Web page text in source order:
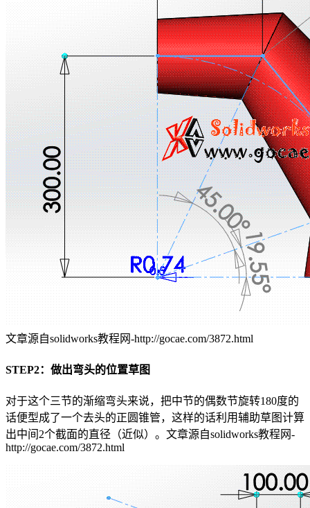
文章源自solidworks教程网-http://gocae.com/3872.html
STEP2：做出弯头的位置草图
对于这个三节的渐缩弯头来说，把中节的偶数节旋转180度的
话便型成了一个去头的正圆锥管，这样的话利用辅助草图计算
出中间2个截面的直径（近似）。 文章源自solidworks教程网-
http://gocae.com/3872.html